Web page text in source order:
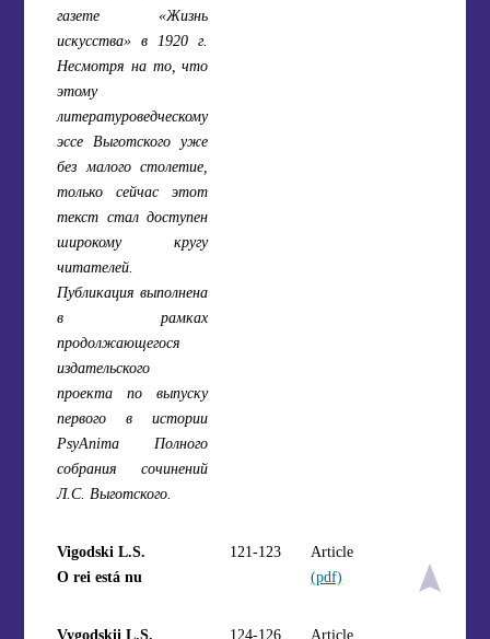
газете «Жизнь
искусства» в 1920 г.
Несмотря на то, что
этому
литературоведческому
эссе Выготского уже
без малого столетие,
только сейчас этот
текст стал доступен
широкому кругу
читателей.
Публикация выполнена
в рамках
продолжающегося
издательского
проекта по выпуску
первого в истории
PsyAnima Полного
собрания сочинений
Л.С. Выготского.
Vigodski L.S.
O rei está nu
121-123
Article
(pdf)
Vygodskii L.S. 124-126 Article